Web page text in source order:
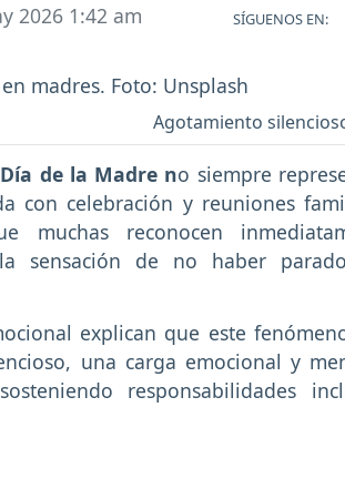
2026 1:42 am SÍGUENOS EN:
Agotamiento
Día de la Madre no siempre
con celebración y reuniones
muchas reconocen
sensación de no haber
explican que este
una carga emocional y
responsabilidades